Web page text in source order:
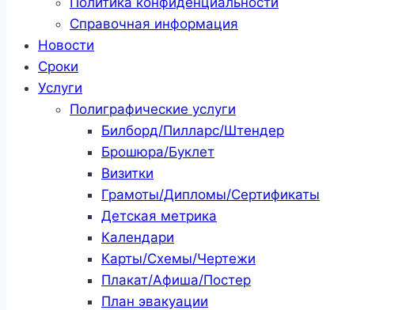
Справочная информация
Новости
Сроки
Услуги
Полиграфические услуги
Билборд/Пилларс/Штендер
Брошюра/Буклет
Визитки
Грамоты/Дипломы/Сертификаты
Детская метрика
Календари
Карты/Схемы/Чертежи
Плакат/Афиша/Постер
План эвакуации